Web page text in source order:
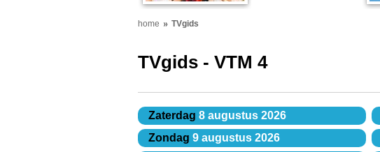
home TVgids
TVgids - VTM 4
Zaterdag 8 augustus 2026
Zondag 9 augustus 2026